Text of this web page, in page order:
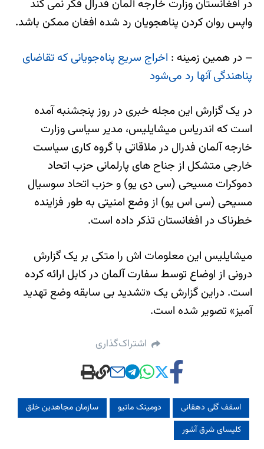
در افغانستان وزارت خارجه آلمان فدرال فکر نمی کند
واپس روان کردن پناهجویان رد شده افغان ممکن باشد.
– در همین زمینه : اخراج سریع‌ پناه‌جویانی که تقاضای
پناهندگی آنها رد می‌شود
در یک گزارش این مجله خبری در روز پنجشنبه آمده
است که اندریاس میشایلیس، مدیر سیاسی وزارت
خارجه آلمان فدرال در ملاقاتی با گروه کاری سیاست
خارجی متشکل از جناح های پارلمانی حزب اتحاد
دموکرات مسیحی (سی دی یو) و حزب اتحاد سوسیال
مسیحی (سی اس یو) از وضع امنیتی به طور فزاینده
خطرناک در افغانستان تذکر داده است.
میشایلیس این معلومات اش را متکی بر یک گزارش
درونی از اوضاع توسط سفارت آلمان در کابل ارائه کرده
است. دراین گزارش یک «تشدید بی سابقه وضع تهدید
آمیز» تصویر شده است.
اشتراک‌گذاری
اسقف گلی دهقانی دومینک ماتیو
سازمان مجاهدین خلق
کلیسای شرق آشور